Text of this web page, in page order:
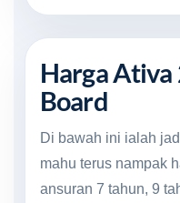
Harga
Board
Di bawah ini ialah
mahu terus nampak
ansuran 7 tahun, 9